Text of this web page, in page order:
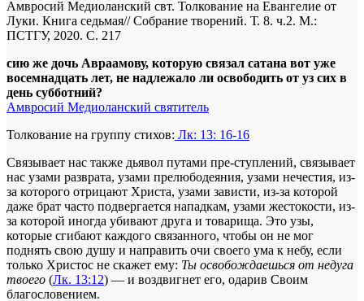
Амвросий Медиоланский свт. Толкование на Евангелие от
Луки. Книга седьмая// Собрание творений. Т. 8. ч.2. М.:
ПСТГУ, 2020. С. 217
сию же дочь Авраамову, которую связал сатана вот уже
восемнадцать лет, не надлежало ли освободить от уз сих в
день субботний?
Амвросий Медиоланский святитель
Толкование на группу стихов: Лк: 13: 16-16
Связывает нас также дьявол путами пре-ступлений, связывает
нас узами разврата, узами прелюбодеяния, узами нечестия, из-
за которого отрицают Христа, узами зависти, из-за которой
даже брат часто подвергается нападкам, узами жестокости, из-
за которой иногда убивают друга и товарища. Это узы,
которые сгибают каждого связанного, чтобы он не мог
поднять свою душу и направить очи своего ума к небу, если
только Христос не скажет ему: Ты освобождаешься от недуга
твоего (Лк. 13:12) — и воздвигнет его, одарив Своим
благословением.